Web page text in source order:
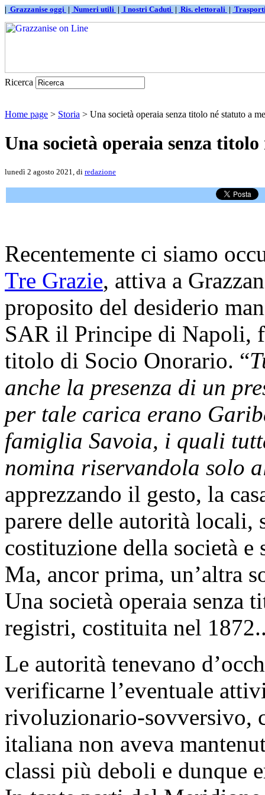
| Grazzanise oggi | Numeri utili | I nostri Caduti | Ris. elettorali |
Ricerca
Home page > Storia > Una società operaia senza titolo né statuto a
Una società operaia senza
lunedì 2 agosto 2021, di redazione
Recentemente ci siamo
Tre Grazie, attiva a
proposito del desiderio
SAR il Principe di Napoli,
titolo di Socio Onorario. “
anche la presenza di un
per tale carica erano
famiglia Savoia, i quali
nomina riservandola solo
apprezzando il gesto, la
parere delle autorità locali,
costituzione della società e
Ma, ancor prima, un’altra
Una società operaia senza
registri, costituita nel
Le autorità tenevano
verificarne l’eventuale
rivoluzionario-sovversivo,
italiana non aveva
classi più deboli e dunque